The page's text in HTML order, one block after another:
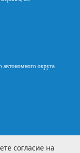
автономного округа
согласие на